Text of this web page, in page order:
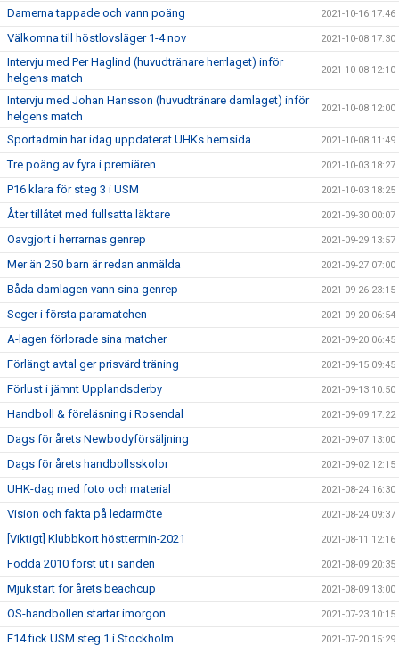
Damerna tappade och vann poäng 2021-10-16 17:46
Välkomna till höstlovsläger 1-4 nov 2021-10-08 17:30
Intervju med Per Haglind (huvudtränare herrlaget) inför
helgens match
2021-10-08 12:10
Intervju med Johan Hansson (huvudtränare damlaget) inför
helgens match
2021-10-08 12:00
Sportadmin har idag uppdaterat UHKs hemsida 2021-10-08 11:49
Tre poäng av fyra i premiären 2021-10-03 18:27
P16 klara för steg 3 i USM 2021-10-03 18:25
Åter tillåtet med fullsatta läktare 2021-09-30 00:07
Oavgjort i herrarnas genrep 2021-09-29 13:57
Mer än 250 barn är redan anmälda 2021-09-27 07:00
Båda damlagen vann sina genrep 2021-09-26 23:15
Seger i första paramatchen 2021-09-20 06:54
A-lagen förlorade sina matcher 2021-09-20 06:45
Förlängt avtal ger prisvärd träning 2021-09-15 09:45
Förlust i jämnt Upplandsderby 2021-09-13 10:50
Handboll & föreläsning i Rosendal 2021-09-09 17:22
Dags för årets Newbodyförsäljning 2021-09-07 13:00
Dags för årets handbollsskolor 2021-09-02 12:15
UHK-dag med foto och material 2021-08-24 16:30
Vision och fakta på ledarmöte 2021-08-24 09:37
[Viktigt] Klubbkort hösttermin-2021 2021-08-11 12:16
Födda 2010 först ut i sanden 2021-08-09 20:35
Mjukstart för årets beachcup 2021-08-09 13:00
OS-handbollen startar imorgon 2021-07-23 10:15
F14 fick USM steg 1 i Stockholm 2021-07-20 15:29